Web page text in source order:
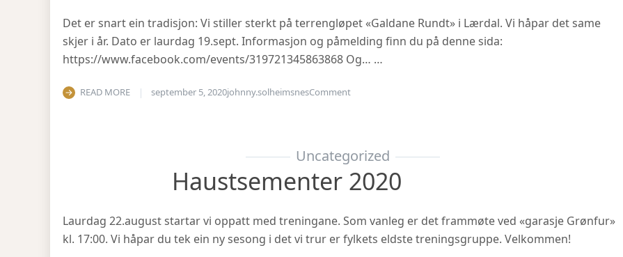
Det er snart ein tradisjon: Vi stiller sterkt på terrengløpet «Galdane Rundt» i Lærdal. Vi håpar det same
skjer i år. Dato er laurdag 19.sept. Informasjon og påmelding finn du på denne sida:
https://www.facebook.com/events/319721345863868 Og… …
READ MORE september 5, 2020johnny.solheimsnesCommenton Gubbetur til Sogn 19.sept
Uncategorized
Haustsementer 2020
Laurdag 22.august startar vi oppatt med treningane. Som vanleg er det frammøte ved «garasje Grønfur»
kl. 17:00. Vi håpar du tek ein ny sesong i det vi trur er fylkets eldste treningsgruppe. Velkommen!